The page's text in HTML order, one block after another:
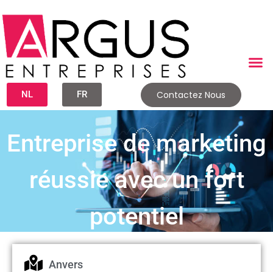
NL FR Contactez Nous
Entreprise de marketing
réussie avec un fort
potentiel
Anvers